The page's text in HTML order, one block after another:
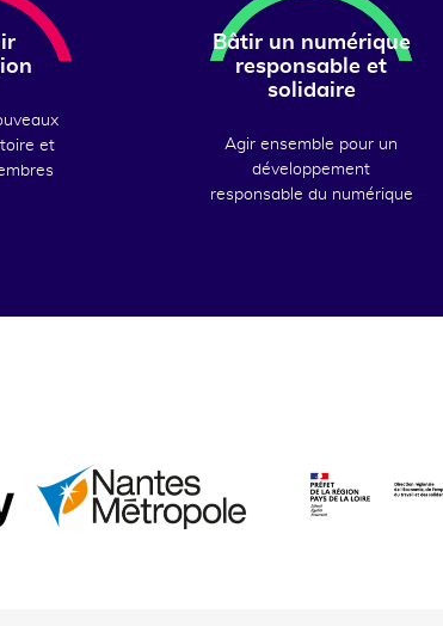
et
Bâtir un numérique
responsable et
solidaire
Agir ensemble pour un
développement
responsable du numérique